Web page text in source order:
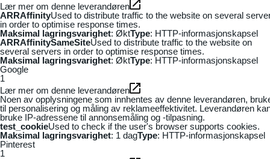
Lær mer om denne leverandøren
ARRAffinityUsed to distribute traffic to the website on several
in order to optimise response times.
Maksimal lagringsvarighet: ØktType: HTTP-informasjonskapsel
ARRAffinitySameSiteUsed to distribute traffic to the website on
several servers in order to optimise response times.
Maksimal lagringsvarighet: ØktType: HTTP-informasjonskapsel
Google
1
Lær mer om denne leverandøren
Noen av opplysningene som innhentes av denne leverandøren,
til personalisering og måling av reklameeffektivitet. Leverandøren
bruke IP-adressene til annonsemåling og -tilpasning.
test_cookieUsed to check if the user's browser supports cookies.
Maksimal lagringsvarighet: 1 dagType: HTTP-informasjonskapsel
Pinterest
1